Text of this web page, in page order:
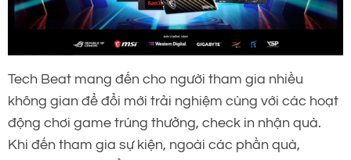
Tech Beat mang đến cho người tham gia nhiều
không gian để đổi mới trải nghiệm cùng với các hoạt
động chơi game trúng thưởng, check in nhận quà.
Khi đến tham gia sự kiện, ngoài các phần quà,